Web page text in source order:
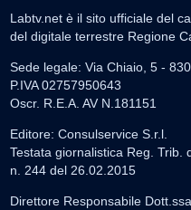
Labtv.net è il sito ufficiale del
del digitale terrestre Regione
Sede legale: Via Chiaio, 5 -
P.IVA 02757950643
Oscr. R.E.A. AV N.181151
Editore: Consulservice S.r.l.
Testata giornalistica Reg. Trib.
n. 244 del 26.02.2015
Direttore Responsabile